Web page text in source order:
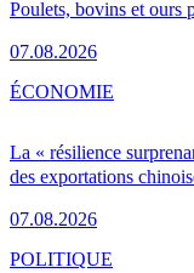
Poulets, bovins et ours
07.08.2026
La « résilience
des exportations
07.08.2026
ÉCONOMIE
POLITIQUE